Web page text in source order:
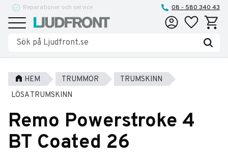
Meny
Reparationer och service 08 - 580 340 43
Favoriter
HEM TRUMMOR
TRUMSKINN
LÖSA TRUMSKINN
Remo Powerstroke 4
BT Coated 26